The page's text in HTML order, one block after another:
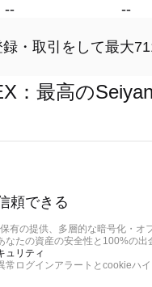
-- --
録・取引をして最大
：最高の
頼できる
有の提供、多層的な暗号化・オ
なたの資産の安全性と100%の出
ュリティ
常ログインアラートとcookieハ